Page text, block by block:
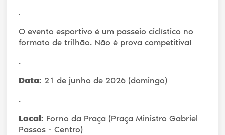
.
O evento esportivo é um passeio ciclístico no
formato de trilhão. Não é prova competitiva!
.
Data: 21 de junho de 2026 (domingo)
.
Local: Forno da Praça (Praça Ministro Gabriel
Passos - Centro)